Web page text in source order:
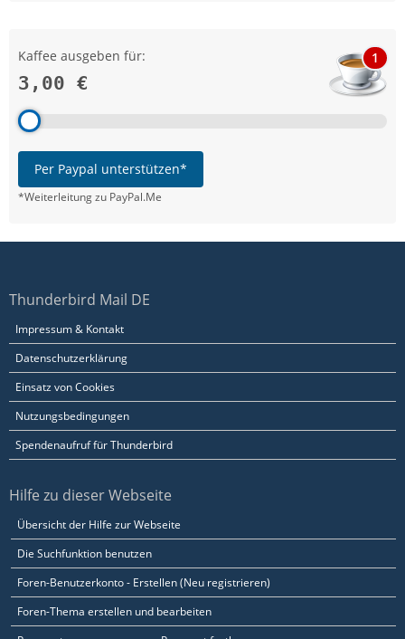
Kaffee ausgeben für:
3,00 €
1
Per Paypal unterstützen*
*Weiterleitung zu PayPal.Me
Thunderbird Mail DE
Impressum & Kontakt
Datenschutzerklärung
Einsatz von Cookies
Nutzungsbedingungen
Spendenaufruf für Thunderbird
Hilfe zu dieser Webseite
Übersicht der Hilfe zur Webseite
Die Suchfunktion benutzen
Foren-Benutzerkonto - Erstellen (Neu registrieren)
Foren-Thema erstellen und bearbeiten